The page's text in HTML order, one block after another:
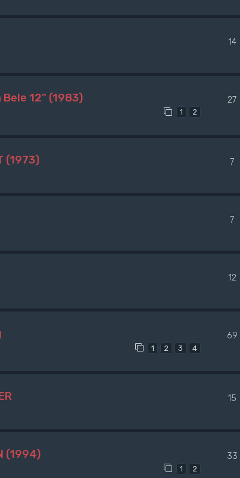
14
12" (1983)
1 2
27
(1973) 7
7
12
1 2 3 4
69
15
(1994)
1 2
33